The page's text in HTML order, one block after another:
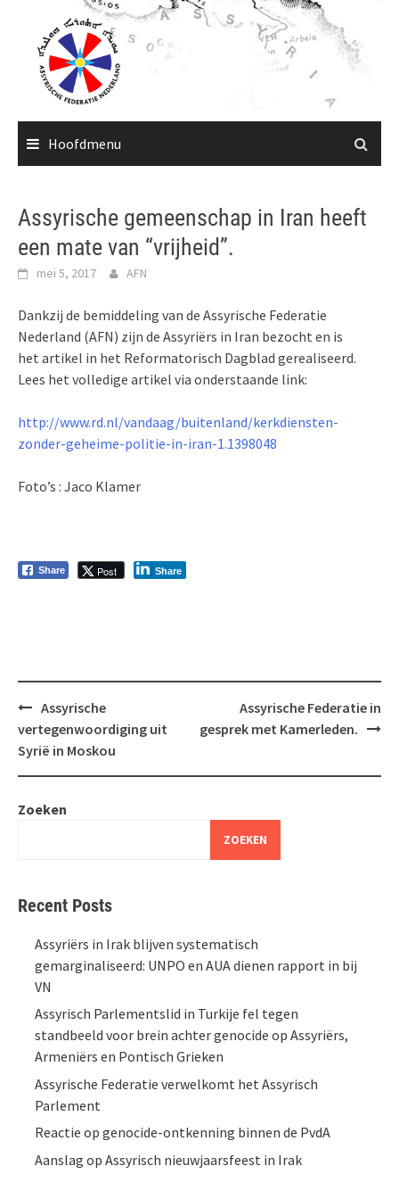
inhoud
Hoofdmenu
Assyrische gemeenschap in Iran heeft
een mate van “vrijheid”.
mei 5, 2017 AFN
Dankzij de bemiddeling van de Assyrische Federatie
Nederland (AFN) zijn de Assyriërs in Iran bezocht en is
het artikel in het Reformatorisch Dagblad gerealiseerd.
Lees het volledige artikel via onderstaande link:
http://www.rd.nl/vandaag/buitenland/kerkdiensten-
zonder-geheime-politie-in-iran-1.1398048
Foto’s : Jaco Klamer
Share Post Share
Bericht
navigatie
Assyrische
vertegenwoordiging uit
Syrië in Moskou
Assyrische Federatie in
gesprek met Kamerleden.
Zoeken
ZOEKEN
Recent Posts
Assyriërs in Irak blijven systematisch
gemarginaliseerd: UNPO en AUA dienen rapport in bij
VN
Assyrisch Parlementslid in Turkije fel tegen
standbeeld voor brein achter genocide op Assyriërs,
Armeniërs en Pontisch Grieken
Assyrische Federatie verwelkomt het Assyrisch
Parlement
Reactie op genocide-ontkenning binnen de PvdA
Aanslag op Assyrisch nieuwjaarsfeest in Irak